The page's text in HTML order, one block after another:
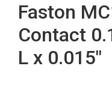
Faston
Contact
L x 0.015"